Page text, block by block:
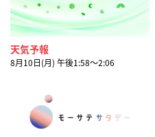
天気予報
8月10日(月) 午後1:58〜2:06